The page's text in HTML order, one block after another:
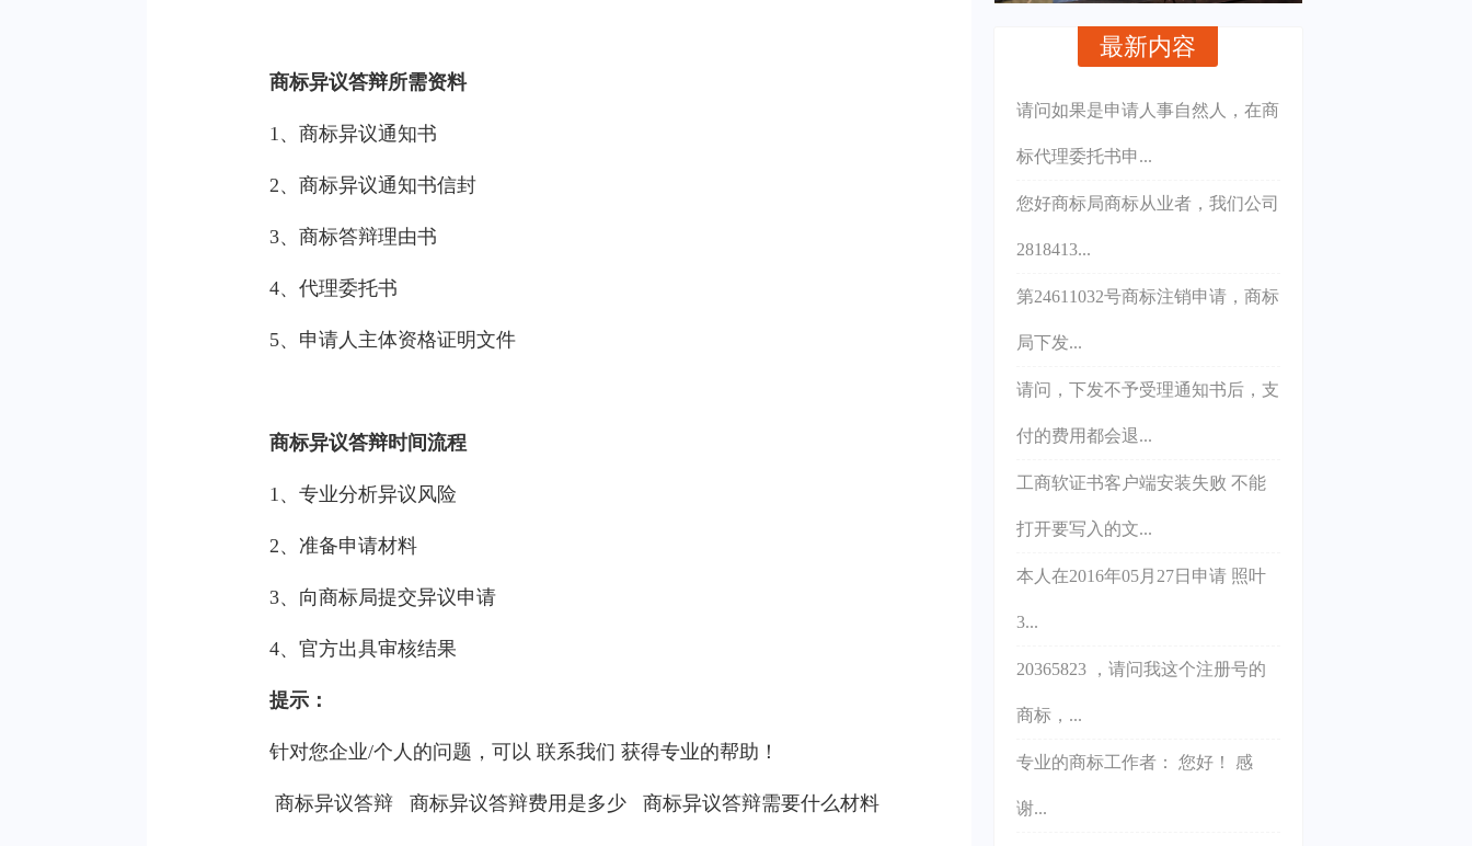
商标异议答辩所需资料
1、商标异议通知书
2、商标异议通知书信封
3、商标答辩理由书
4、代理委托书
5、申请人主体资格证明文件
商标异议答辩时间流程
1、专业分析异议风险
2、准备申请材料
3、向商标局提交异议申请
4、官方出具审核结果
提示：
针对您企业/个人的问题，可以 联系我们 获得专业的帮助！
商标异议答辩 商标异议答辩费用是多少 商标异议答辩需要什么材料
最新内容
请问如果是申请人事自然人，在商
标代理委托书申...
您好商标局商标从业者，我们公司
2818413...
第24611032号商标注销申请，商标
局下发...
请问，下发不予受理通知书后，支
付的费用都会退...
工商软证书客户端安装失败 不能
打开要写入的文...
本人在2016年05月27日申请 照叶
3...
20365823 ，请问我这个注册号的
商标，...
专业的商标工作者： 您好！ 感
谢...